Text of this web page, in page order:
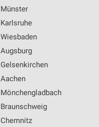
Münster
Karlsruhe
Wiesbaden
Augsburg
Gelsenkirchen
Aachen
Mönchengladbach
Braunschweig
Chemnitz